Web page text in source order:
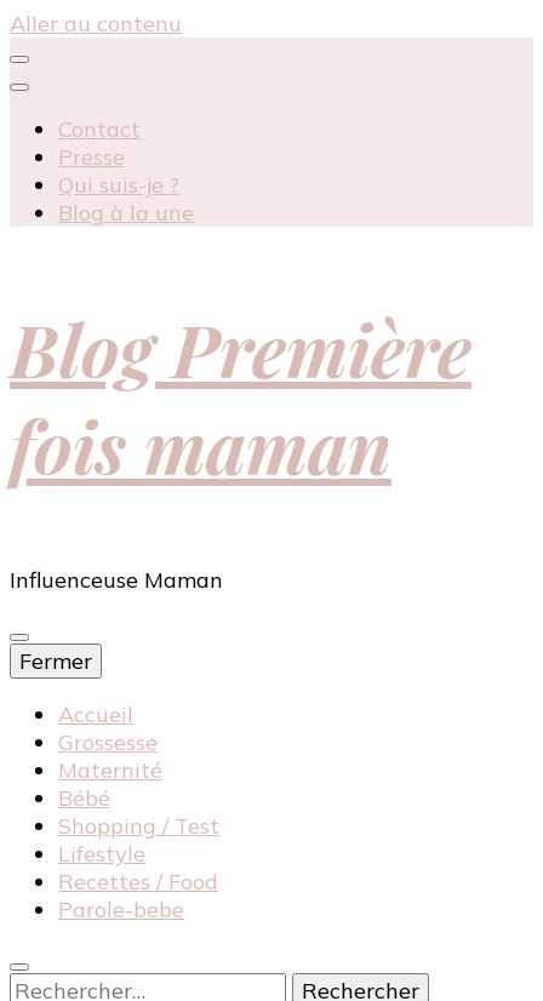
Aller au contenu
Contact
Presse
Qui suis-je ?
Blog à la une
Blog Première
fois maman
Influenceuse Maman
Fermer
Accueil
Grossesse
Maternité
Bébé
Shopping / Test
Lifestyle
Recettes / Food
Parole-bebe
Rechercher :